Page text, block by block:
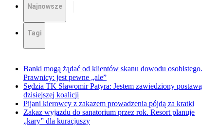
Najnowsze
Tagi
Banki mogą żądać od klientów skanu dowodu osobistego.
Prawnicy: jest pewne „ale”
Sędzia TK Sławomir Patyra: Jestem zawiedziony postawą
dzisiejszej koalicji
Pijani kierowcy z zakazem prowadzenia pójdą za kratki
Zakaz wyjazdu do sanatorium przez rok. Resort planuje
„kary” dla kuracjuszy